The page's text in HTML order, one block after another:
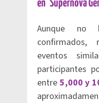
en ‘Supernova
Aunque no
confirmados,
eventos
participantes
entre 5,000 y